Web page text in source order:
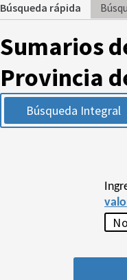
Búsqueda rápida
Sumarios
Provincia
Búsqueda Integral